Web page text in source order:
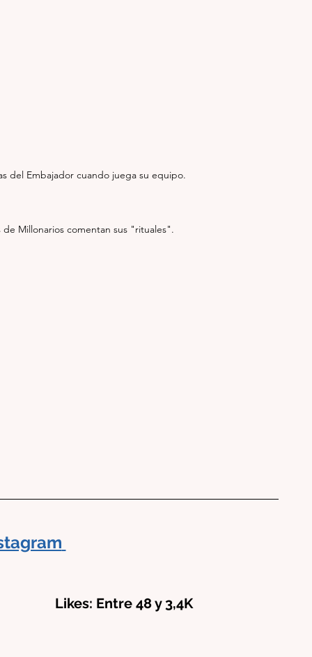
del Embajador cuando juega su equipo.
Millonarios comentan sus "rituales".
Likes: Entre 48 y 3,4K